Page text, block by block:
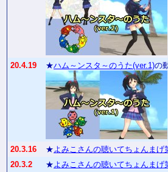
20.4.19 ★ハム～ンスタ～のうた(ver.1)の
20.3.16 ★よみこさんの聴いてちょんまげ
20.3.2
★よみこさんの聴いてちょんまげ